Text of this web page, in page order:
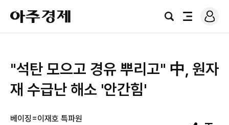
아
주
경
검
전
로
그
"석탄 모으고 경유 뿌리고" 中, 원자
재 수급난 해소 '안간힘'
베이징=이재호 특파원